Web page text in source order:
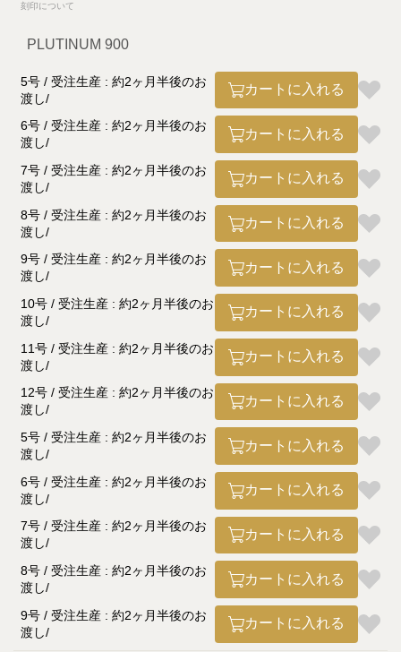
刻印について
PLUTINUM 900
5号 / 受注生産 : 約2ヶ月半後のお
渡し
カートに入れる
6号 / 受注生産 : 約2ヶ月半後のお
渡し
カートに入れる
7号 / 受注生産 : 約2ヶ月半後のお
渡し
カートに入れる
8号 / 受注生産 : 約2ヶ月半後のお
渡し
カートに入れる
9号 / 受注生産 : 約2ヶ月半後のお
渡し
カートに入れる
10号 / 受注生産 : 約2ヶ月半後のお
渡し
カートに入れる
11号 / 受注生産 : 約2ヶ月半後のお
渡し
カートに入れる
12号 / 受注生産 : 約2ヶ月半後のお
渡し
カートに入れる
5号 / 受注生産 : 約2ヶ月半後のお
渡し
カートに入れる
6号 / 受注生産 : 約2ヶ月半後のお
渡し
カートに入れる
7号 / 受注生産 : 約2ヶ月半後のお
渡し
カートに入れる
8号 / 受注生産 : 約2ヶ月半後のお
渡し
カートに入れる
9号 / 受注生産 : 約2ヶ月半後のお
渡し
カートに入れる